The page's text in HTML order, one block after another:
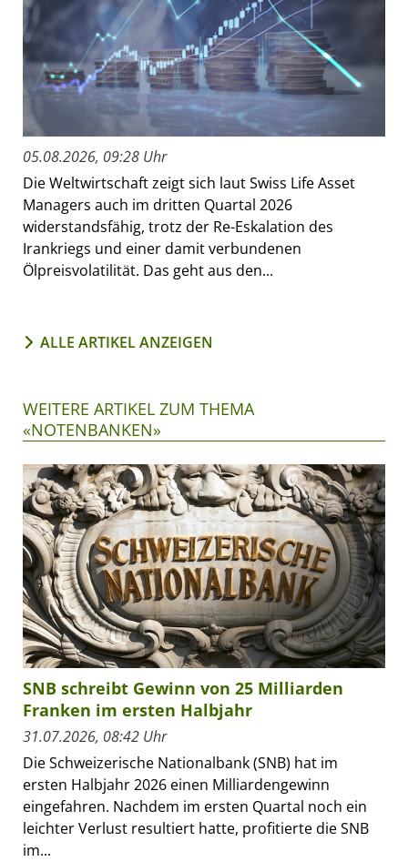
05.08.2026, 09:28 Uhr
Die Weltwirtschaft zeigt sich laut Swiss Life Asset
Managers auch im dritten Quartal 2026
widerstandsfähig, trotz der Re-Eskalation des
Irankriegs und einer damit verbundenen
Ölpreisvolatilität. Das geht aus den...
ALLE ARTIKEL ANZEIGEN
WEITERE ARTIKEL ZUM THEMA
«NOTENBANKEN»
SNB schreibt Gewinn von 25 Milliarden
Franken im ersten Halbjahr
31.07.2026, 08:42 Uhr
Die Schweizerische Nationalbank (SNB) hat im
ersten Halbjahr 2026 einen Milliardengewinn
eingefahren. Nachdem im ersten Quartal noch ein
leichter Verlust resultiert hatte, profitierte die SNB
im...